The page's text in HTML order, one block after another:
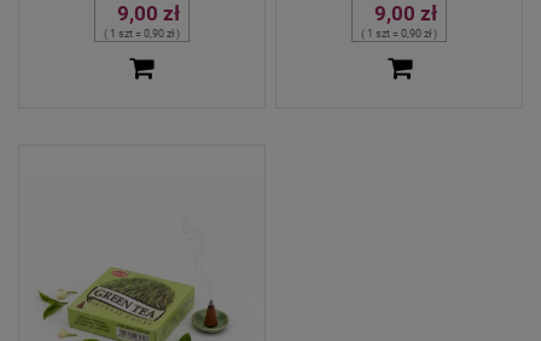
9,00 zł
( 1 szt = 0,90 zł )
9,00 zł
( 1 szt = 0,90 zł )